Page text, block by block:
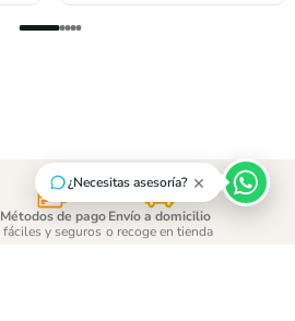
¿Necesitas asesoría? ×
Métodos de pago
fáciles y seguros
Envío a domicilio
o recoge en tienda